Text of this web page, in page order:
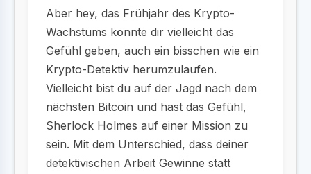
Aber hey, das Frühjahr des Krypto-
Wachstums könnte dir vielleicht das
Gefühl geben, auch ein bisschen wie ein
Krypto-Detektiv herumzulaufen.
Vielleicht bist du auf der Jagd nach dem
nächsten Bitcoin und hast das Gefühl,
Sherlock Holmes auf einer Mission zu
sein. Mit dem Unterschied, dass deiner
detektivischen Arbeit Gewinne statt